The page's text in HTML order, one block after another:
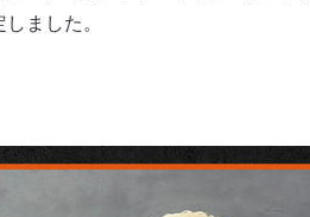
ました。